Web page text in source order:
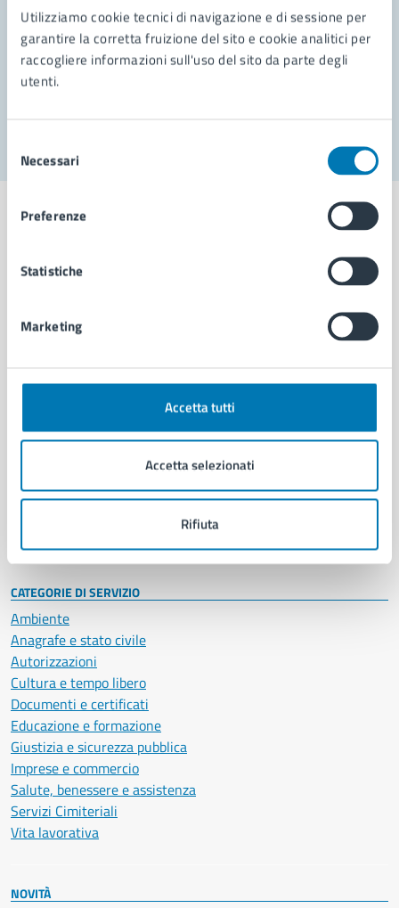
Utilizziamo cookie tecnici di navigazione e di sessione per
garantire la corretta fruizione del sito e cookie analitici per
raccogliere informazioni sull'uso del sito da parte degli
utenti.
delNecessari
Preferenze
Statistiche
Marketing
Accetta tutti
Accetta selezionati
Rifiuta
Prenota appuntamento
Problemi in città
Comune di Napoli
AMMINISTRAZIONE
Organi di governo
Enti e fondazioni
Personale amministrativo
Intranet, posta aziendale e protocollo
CATEGORIE DI SERVIZIO
Ambiente
Anagrafe e stato civile
Autorizzazioni
Cultura e tempo libero
Documenti e certificati
Educazione e formazione
Giustizia e sicurezza pubblica
Imprese e commercio
Salute, benessere e assistenza
Servizi Cimiteriali
Vita lavorativa
NOVITÀ